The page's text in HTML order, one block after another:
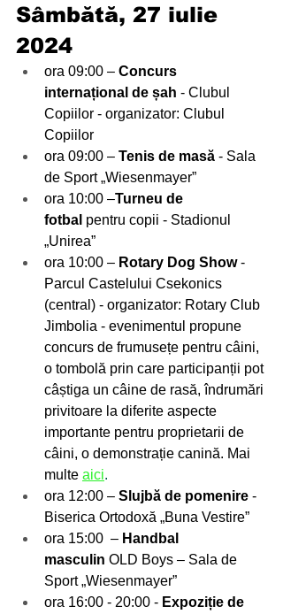
Sâmbătă, 27 iulie
2024
ora 09:00 – Concurs
internațional de șah - Clubul
Copiilor - organizator: Clubul
Copiilor
ora 09:00 – Tenis de masă - Sala
de Sport „Wiesenmayer”
ora 10:00 –Turneu de
fotbal pentru copii - Stadionul
„Unirea”
ora 10:00 – Rotary Dog Show -
Parcul Castelului Csekonics
(central) - organizator: Rotary Club
Jimbolia - evenimentul propune
concurs de frumusețe pentru câini,
o tombolă prin care participanții pot
câștiga un câine de rasă, îndrumări
privitoare la diferite aspecte
importante pentru proprietarii de
câini, o demonstrație canină. Mai
multe aici.
ora 12:00 – Slujbă de pomenire -
Biserica Ortodoxă „Buna Vestire”
ora 15:00  – Handbal
masculin OLD Boys – Sala de
Sport „Wiesenmayer”
ora 16:00 - 20:00 - Expoziție de